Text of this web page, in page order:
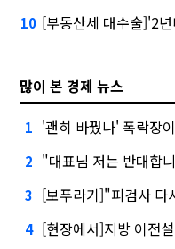
10 [부동산세 대수술]'2
많이 본 경제 뉴스
1 '괜히 바꿨나' 폭락장이
2 "대표님 저는 반대합니
3 [보푸라기]"피검사 다시 받
4 [현장에서]지방 이전설에